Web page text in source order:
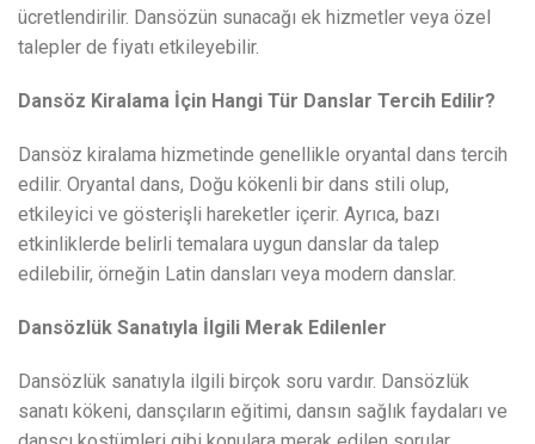
ücretlendirilir. Dansözün sunacağı ek hizmetler veya özel
talepler de fiyatı etkileyebilir.
Dansöz Kiralama İçin Hangi Tür Danslar Tercih Edilir?
Dansöz kiralama hizmetinde genellikle oryantal dans tercih
edilir. Oryantal dans, Doğu kökenli bir dans stili olup,
etkileyici ve gösterişli hareketler içerir. Ayrıca, bazı
etkinliklerde belirli temalara uygun danslar da talep
edilebilir, örneğin Latin dansları veya modern danslar.
Dansözlük Sanatıyla İlgili Merak Edilenler
Dansözlük sanatıyla ilgili birçok soru vardır. Dansözlük
sanatı kökeni, dansçıların eğitimi, dansın sağlık faydaları ve